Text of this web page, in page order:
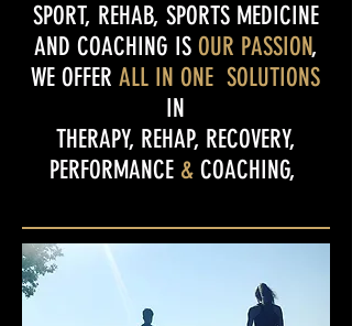
SPORT, REHAB, SPORTS MEDICINE
AND COACHING IS OUR PASSION,
WE OFFER ALL IN ONE SOLUTIONS
IN
THERAPY, REHAP, RECOVERY,
PERFORMANCE &COACHING,